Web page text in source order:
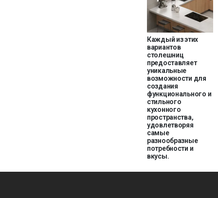
Каждый из этих
вариантов
столешниц
предоставляет
уникальные
возможности для
создания
функционального и
стильного
кухонного
пространства,
удовлетворяя
самые
разнообразные
потребности и
вкусы.